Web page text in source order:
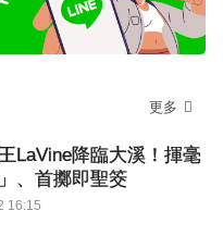
更多
LaVine降臨大溪！揮毫
、首擲即聖筊
16:15